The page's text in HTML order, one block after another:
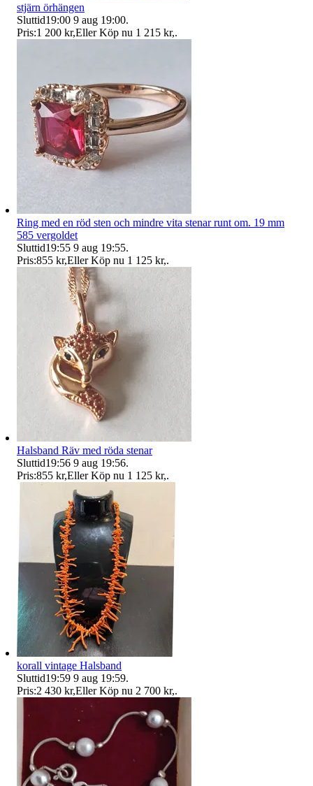
stjärn örhängen
Sluttid19:00 9 aug 19:00.
Pris:1 200 kr,Eller Köp nu 1 215 kr,.
Ring med en röd sten och mindre vita stenar runt om. 19 mm
585 vergoldet
Sluttid19:55 9 aug 19:55.
Pris:855 kr,Eller Köp nu 1 125 kr,.
Halsband Räv med röda stenar
Sluttid19:56 9 aug 19:56.
Pris:855 kr,Eller Köp nu 1 125 kr,.
korall vintage Halsband
Sluttid19:59 9 aug 19:59.
Pris:2 430 kr,Eller Köp nu 2 700 kr,.